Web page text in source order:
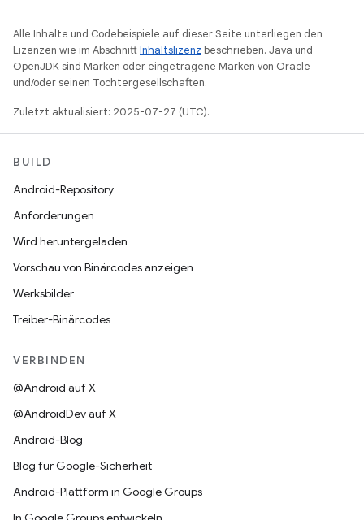
Alle Inhalte und Codebeispiele auf dieser Seite unterliegen den
Lizenzen wie im AbschnittInhaltslizenz beschrieben. Java und
OpenJDK sind Marken oder eingetragene Marken von Oracle
und/oder seinen Tochtergesellschaften.
Zuletzt aktualisiert: 2025-07-27 (UTC).
BUILD
Android-Repository
Anforderungen
Wird heruntergeladen
Vorschau von Binärcodes anzeigen
Werksbilder
Treiber-Binärcodes
VERBINDEN
@Android auf X
@AndroidDev auf X
Android-Blog
Blog für Google-Sicherheit
Android-Plattform in Google Groups